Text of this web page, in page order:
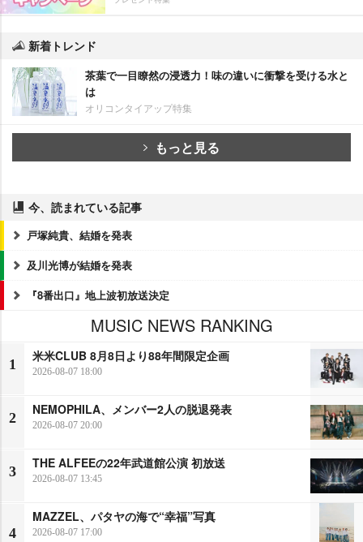
新着トレンド
茶葉で一目瞭然の浸透力！味の違いに衝撃を受ける水と
は
オリコンタイアップ特集
もっと見る
今、読まれている記事
戸塚純貴、結婚を発表
及川光博が結婚を発表
『8番出口』地上波初放送決定
MUSIC NEWS RANKING
1
米米CLUB 8月8日より88年間限定企画
2026-08-07 18:00
2
NEMOPHILA、メンバー2人の脱退発表
2026-08-07 20:00
3
THE ALFEEの22年武道館公演 初放送
2026-08-07 13:45
4
MAZZEL、パタヤの海で“幸福”写真
2026-08-07 17:00